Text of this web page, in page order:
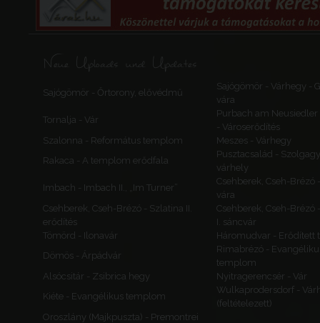
Neue Uploads und Updates
Sajógömör - Őrtorony, elővédmű
Sajógömör - Várhegy -
vára
Tornalja - Vár
Purbach am Neusiedler
- Városerődítés
Szalonna - Református templom
Meszes - Várhegy
Rakaca - A templom erődfala
Pusztacsalád -
várhely
Imbach - Imbach II., „Im Turner”
Csehberek, Cseh-Brézó
vára
Csehberek, Cseh-Brézó - Szlatina II.
erődítés
Csehberek, Cseh-Brézó
I. sáncvár
Tömörd - Ilonavár
Háromudvar - Erődített
Dömös - Árpádvár
Rimabrézó -
templom
Alsócsitár - Zsibrica hegy
Nyitragerencsér - Vár
Kiéte - Evangélikus templom
Wulkaprodersdorf -
(feltételezett)
Oroszlány (Majkpuszta) - Premontrei